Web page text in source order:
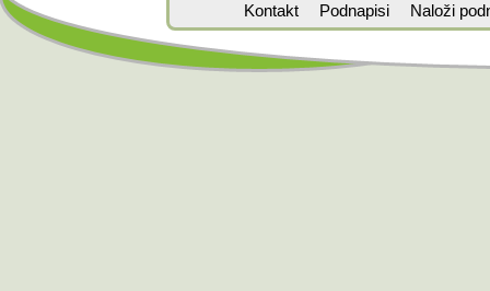
Kontakt Podnapisi Naloži